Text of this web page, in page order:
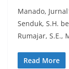
Manado,
Senduk, S.H.
Rumajar, S.E.,
Read More